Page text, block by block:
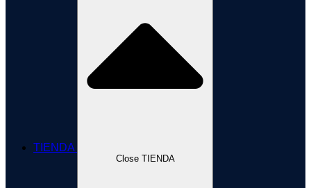
TIENDA
Close TIENDA